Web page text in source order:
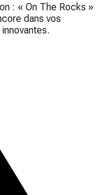
: « On The Rocks »
dans vos